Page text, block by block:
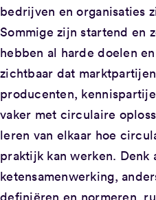
bedrijven en organisaties
Sommige zijn startend en
hebben al harde doelen
zichtbaar dat
producenten,
vaker met circulaire
leren van elkaar hoe
praktijk kan werken. Denk
ketensamenwerking,